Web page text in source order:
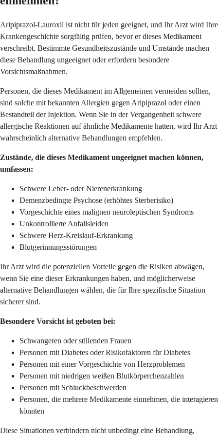
Aripiprazol-Lauroxil ist nicht für jeden geeignet, und Ihr Arzt wird Ihre
Krankengeschichte sorgfältig prüfen, bevor er dieses Medikament
verschreibt. Bestimmte Gesundheitszustände und Umstände machen
diese Behandlung ungeeignet oder erfordern besondere
Vorsichtsmaßnahmen.
Personen, die dieses Medikament im Allgemeinen vermeiden sollten,
sind solche mit bekannten Allergien gegen Aripiprazol oder einen
Bestandteil der Injektion. Wenn Sie in der Vergangenheit schwere
allergische Reaktionen auf ähnliche Medikamente hatten, wird Ihr Arzt
wahrscheinlich alternative Behandlungen empfehlen.
Zustände, die dieses Medikament ungeeignet machen können,
umfassen:
Schwere Leber- oder Nierenerkrankung
Demenzbedingte Psychose (erhöhtes Sterberisiko)
Vorgeschichte eines malignen neuroleptischen Syndroms
Unkontrollierte Anfallsleiden
Schwere Herz-Kreislauf-Erkrankung
Blutgerinnungsstörungen
Ihr Arzt wird die potenziellen Vorteile gegen die Risiken abwägen,
wenn Sie eine dieser Erkrankungen haben, und möglicherweise
alternative Behandlungen wählen, die für Ihre spezifische Situation
sicherer sind.
Besondere Vorsicht ist geboten bei:
Schwangeren oder stillenden Frauen
Personen mit Diabetes oder Risikofaktoren für Diabetes
Personen mit einer Vorgeschichte von Herzproblemen
Personen mit niedrigen weißen Blutkörperchenzahlen
Personen mit Schluckbeschwerden
Personen, die mehrere Medikamente einnehmen, die interagieren
könnten
Diese Situationen verhindern nicht unbedingt eine Behandlung,